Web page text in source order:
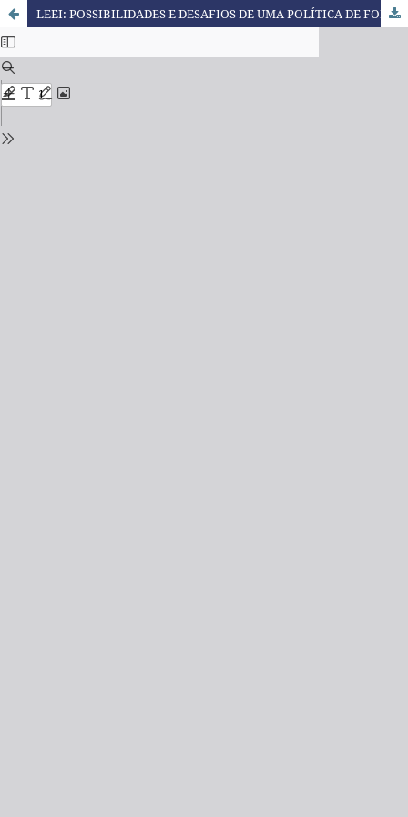
LEEI: POSSIBILIDADES E DESAFIOS DE UMA POLÍTICA DE FORMAÇÃO DOCENTE